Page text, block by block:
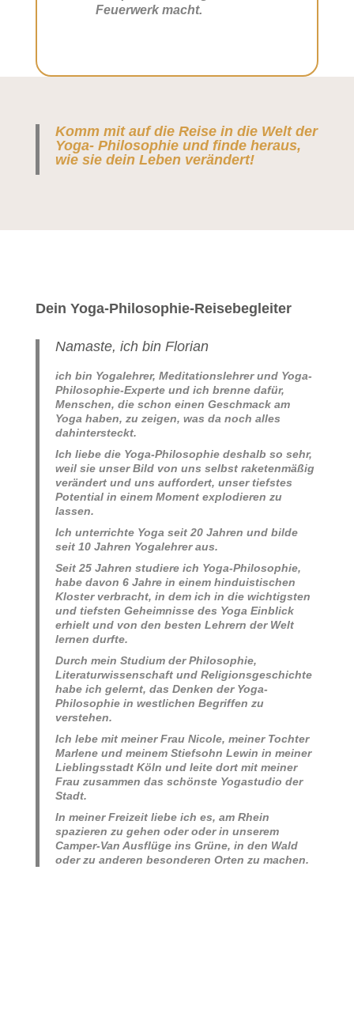
Feuerwerk macht.
Komm mit auf die Reise in die Welt der
Yoga- Philosophie und finde heraus,
wie sie dein Leben verändert!
Dein Yoga-Philosophie-Reisebegleiter
Namaste, ich bin Florian
ich bin Yogalehrer, Meditationslehrer und Yoga-
Philosophie-Experte und ich brenne dafür,
Menschen, die schon einen Geschmack am
Yoga haben, zu zeigen, was da noch alles
dahintersteckt.
Ich liebe die Yoga-Philosophie deshalb so sehr,
weil sie unser Bild von uns selbst raketenmäßig
verändert und uns auffordert, unser tiefstes
Potential in einem Moment explodieren zu
lassen.
Ich unterrichte Yoga seit 20 Jahren und bilde
seit 10 Jahren Yogalehrer aus.
Seit 25 Jahren studiere ich Yoga-Philosophie,
habe davon 6 Jahre in einem hinduistischen
Kloster verbracht, in dem ich in die wichtigsten
und tiefsten Geheimnisse des Yoga Einblick
erhielt und von den besten Lehrern der Welt
lernen durfte.
Durch mein Studium der Philosophie,
Literaturwissenschaft und Religionsgeschichte
habe ich gelernt, das Denken der Yoga-
Philosophie in westlichen Begriffen zu
verstehen.
Ich lebe mit meiner Frau Nicole, meiner Tochter
Marlene und meinem Stiefsohn Lewin in meiner
Lieblingsstadt Köln und leite dort mit meiner
Frau zusammen das schönste Yogastudio der
Stadt.
In meiner Freizeit liebe ich es, am Rhein
spazieren zu gehen oder oder in unserem
Camper-Van Ausflüge ins Grüne, in den Wald
oder zu anderen besonderen Orten zu machen.